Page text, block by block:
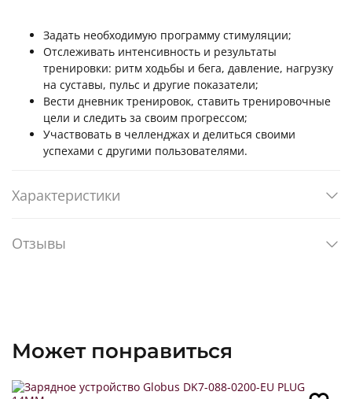
Задать необходимую программу стимуляции;
Отслеживать интенсивность и результаты
тренировки: ритм ходьбы и бега, давление, нагрузку
на суставы, пульс и другие показатели;
Вести дневник тренировок, ставить тренировочные
цели и следить за своим прогрессом;
Участвовать в челленджах и делиться своими
успехами с другими пользователями.
Характеристики
Отзывы
Может понравиться